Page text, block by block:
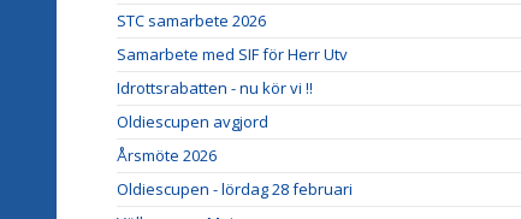
STC samarbete 2026
Samarbete med SIF för Herr Utv
Idrottsrabatten - nu kör vi !!
Oldiescupen avgjord
Årsmöte 2026
Oldiescupen - lördag 28 februari